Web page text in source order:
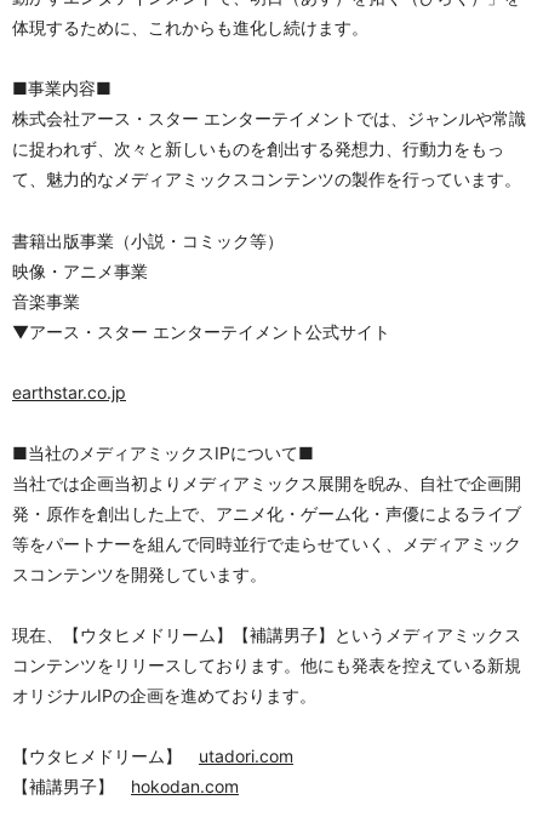
体現するために、これからも進化し続けます。
■事業内容■
株式会社アース・スター エンターテイメントでは、ジャンルや常識
に捉われず、次々と新しいものを創出する発想力、行動力をもっ
て、魅力的なメディアミックスコンテンツの製作を行っています。
書籍出版事業（小説・コミック等）
映像・アニメ事業
音楽事業
▼アース・スター エンターテイメント公式サイト
earthstar.co.jp
■当社のメディアミックスIPについて■
当社では企画当初よりメディアミックス展開を睨み、自社で企画開
発・原作を創出した上で、アニメ化・ゲーム化・声優によるライブ
等をパートナーを組んで同時並行で走らせていく、メディアミック
スコンテンツを開発しています。
現在、【ウタヒメドリーム】【補講男子】というメディアミックス
コンテンツをリリースしております。他にも発表を控えている新規
オリジナルIPの企画を進めております。
【ウタヒメドリーム】 utadori.com
【補講男子】 hokodan.com